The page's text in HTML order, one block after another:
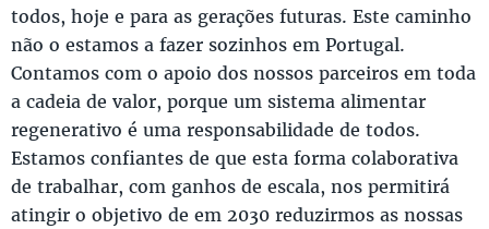
todos, hoje e para as gerações futuras. Este caminho
não o estamos a fazer sozinhos em Portugal.
Contamos com o apoio dos nossos parceiros em toda
a cadeia de valor, porque um sistema alimentar
regenerativo é uma responsabilidade de todos.
Estamos confiantes de que esta forma colaborativa
de trabalhar, com ganhos de escala, nos permitirá
atingir o objetivo de em 2030 reduzirmos as nossas